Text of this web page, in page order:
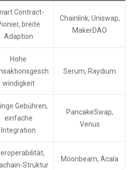
Contract-
breite
Adaption
Chainlink, Uniswap,
MakerDAO
Hohe
windigkeit
Serum, Raydium
Gebühren,
einfache
Integration
PancakeSwap,
Venus
Struktur
Moonbeam, Acala